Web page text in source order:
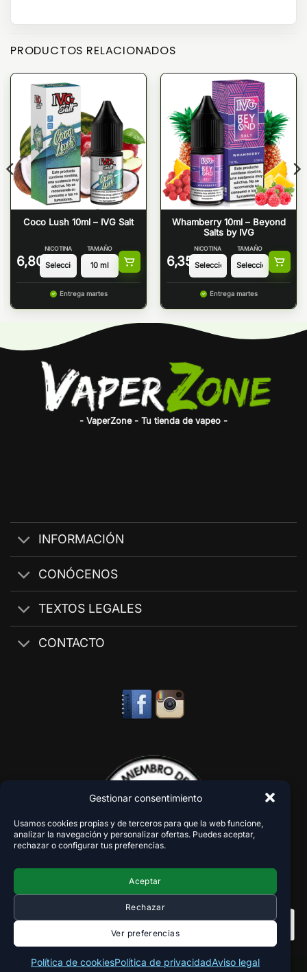
Gestionar consentimiento
Usamos cookies propias y de terceros para que la web funcione,
analizar la navegación y personalizar ofertas. Puedes aceptar,
rechazar o configurar tus preferencias.
Aceptar
Rechazar
Ver preferencias
Política de cookiesPolítica de privacidadAviso legal
PRODUCTOS RELACIONADOS
Coco Lush 10ml – IVG Salt
6,80 €
NICOTINA TAMAÑO
Entrega martes
Whamberry 10ml – Beyond
Salts by IVG
6,35 €
NICOTINA TAMAÑO
Entrega martes
- VaperZone - Tu tienda de vapeo -
INFORMACIÓN
CONÓCENOS
TEXTOS LEGALES
CONTACTO
Copyright 2018-2026 - VaperZone ®